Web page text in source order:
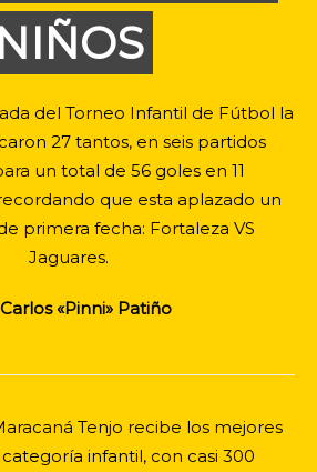
NIÑOS
del Torneo Infantil de Fútbol la
27 tantos, en seis partidos
un total de 56 goles en 11
que esta aplazado un
primera fecha: Fortaleza VS
Jaguares.
«Pinni» Patiño
Tenjo recibe los mejores
infantil, con casi 300